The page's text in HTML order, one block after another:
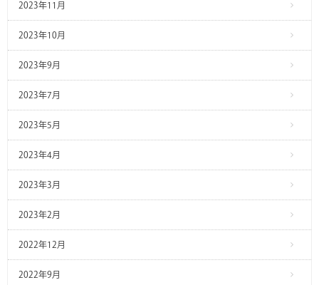
2023年11月
2023年10月
2023年9月
2023年7月
2023年5月
2023年4月
2023年3月
2023年2月
2022年12月
2022年9月